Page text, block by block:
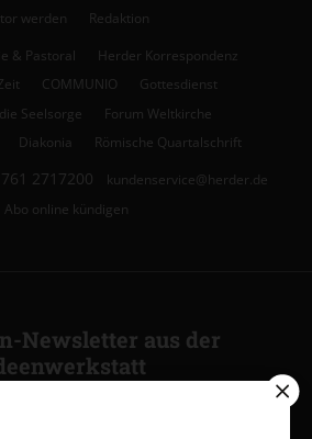
werden
Redaktion
& Pastoral
Herder Korrespondenz
COMMUNIO
Gottesdienst
Seelsorge
Forum Weltkirche
Diakonia Römische Quartalschrift
2717200
kundenservice@herder.de
Abo online kündigen
Newsletter aus der